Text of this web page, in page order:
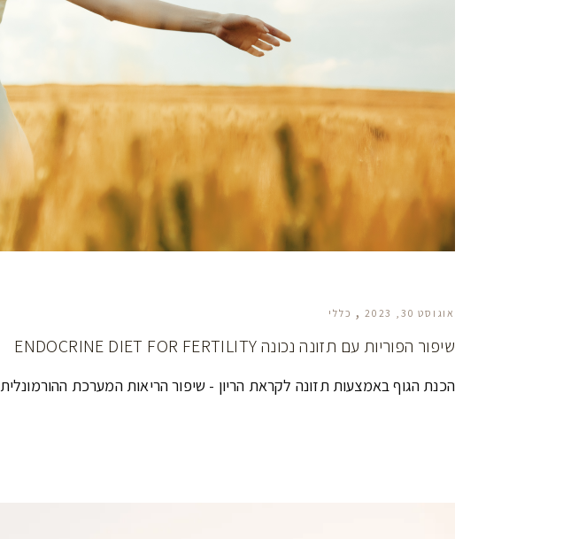
אוגוסט 30, 2023 כללי
שיפור הפוריות עם תזונה נכונה ENDOCRINE DIET FOR FERTILITY
הכנת הגוף באמצעות תזונה לקראת הריון - שיפור הריאות המערכת ההורמונלית